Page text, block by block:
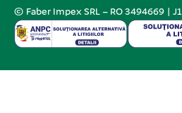
© Faber Impex SRL – RO 3494669 |